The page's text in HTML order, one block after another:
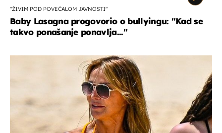
"ŽIVIM POD POVEĆALOM JAVNOSTI"
Baby Lasagna progovorio o bullyingu: "Kad se
takvo ponašanje ponavlja..."